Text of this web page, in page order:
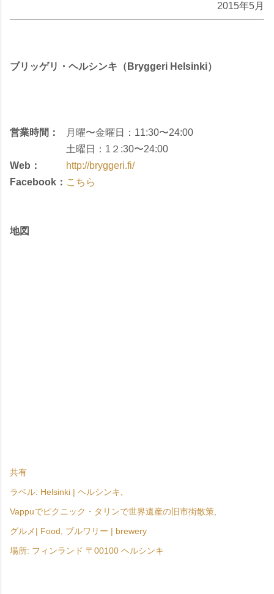
2015年5月
ブリッゲリ・ヘルシンキ（Bryggeri Helsinki）
営業時間：
月曜〜金曜日：11:30〜24:00
土曜日：1２:30〜24:00
Web：
http://bryggeri.fi/
Facebook： こちら
地図
共有
ラベル: Helsinki | ヘルシンキ
Vappuでピクニック・タリンで世界遺産の旧市街散策
グルメ| Food
ブルワリー | brewery
場所: フィンランド 〒00100 ヘルシンキ